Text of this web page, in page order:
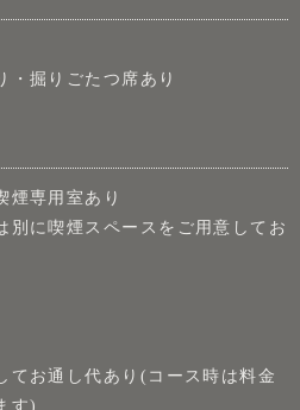
・掘りごたつ席あり
専用室あり
別に喫煙スペースをご用意してお
てお通し代あり(コース時は料金
す)